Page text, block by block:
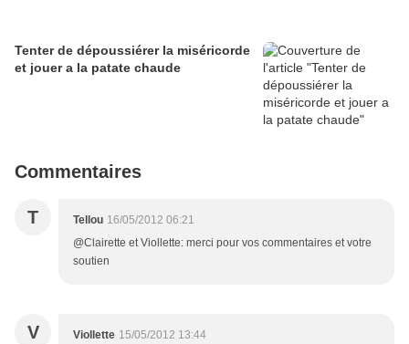
Tenter de dépoussiérer la miséricorde
et jouer a la patate chaude
Commentaires
T Tellou 16/05/2012 06:21
@Clairette et Viollette: merci pour vos commentaires et votre
soutien
V Viollette 15/05/2012 13:44